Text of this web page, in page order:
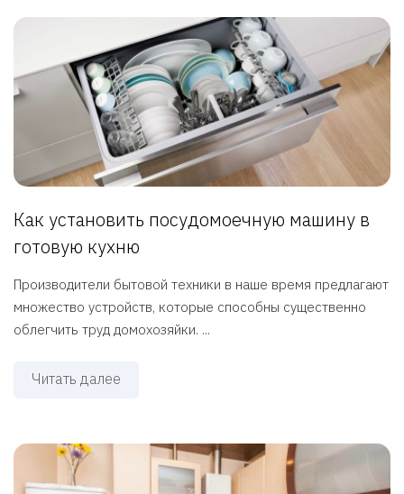
Как установить посудомоечную машину в
готовую кухню
Производители бытовой техники в наше время предлагают
множество устройств, которые способны существенно
облегчить труд домохозяйки. ...
Читать далее